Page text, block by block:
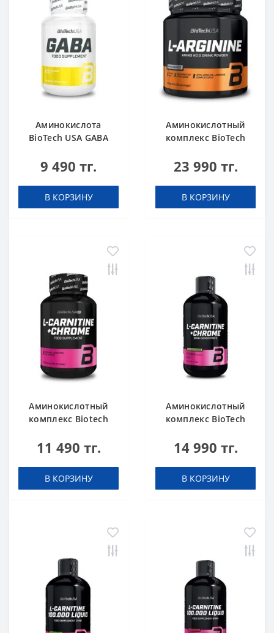
Аминокислота
BioTech USA GABA
капсул
9 490 тг.
В КОРЗИНУ
Аминокислотный
комплекс BioTech
unflavoured 300 g
23 990 тг.
В КОРЗИНУ
Аминокислотный
комплекс Biotech
Chrome 60 таблеток
11 490 тг.
В КОРЗИНУ
Аминокислотный
комплекс BioTech
Chrome concentrate
14 990 тг.
В КОРЗИНУ